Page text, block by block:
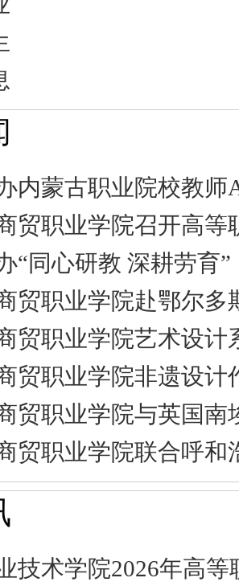
内蒙古职业院校教师
贸职业学院召开高等
“同心研教 深耕劳育”
贸职业学院赴鄂尔多
贸职业学院艺术设计
贸职业学院非遗设计
贸职业学院与英国南
贸职业学院联合呼和
技术学院2026年高等